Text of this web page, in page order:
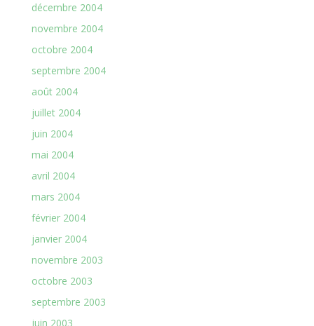
décembre 2004
novembre 2004
octobre 2004
septembre 2004
août 2004
juillet 2004
juin 2004
mai 2004
avril 2004
mars 2004
février 2004
janvier 2004
novembre 2003
octobre 2003
septembre 2003
juin 2003